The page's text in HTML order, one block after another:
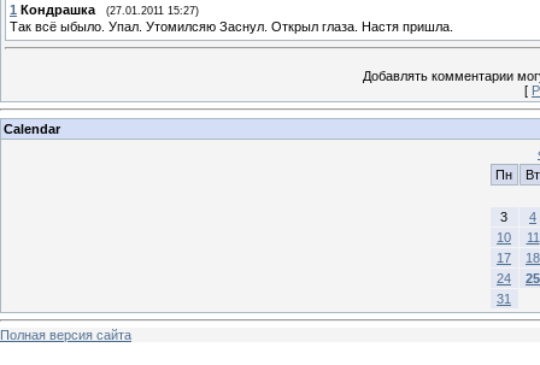
1 Кондрашка (27.01.2011 15:27)
Так всё ыбыло. Упал. Утомилсяю Заснул. Открыл глаза. Настя пришла.
Добавлять комментарии
[
Calendar
Пн
Вт
3
4
10
11
17
18
24
25
31
Полная версия сайта